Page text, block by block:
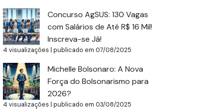
Concurso AgSUS: 130 Vagas
com Salários de Até R$ 16 Mil!
Inscreva-se Já!
4 visualizações | publicado em 07/08/2025
Michelle Bolsonaro: A Nova
Força do Bolsonarismo para
2026?
4 visualizações | publicado em 03/08/2025